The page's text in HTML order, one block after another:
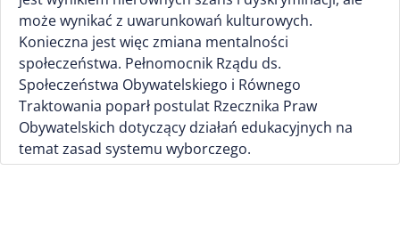
może wynikać z uwarunkowań kulturowych.
Konieczna jest więc zmiana mentalności
społeczeństwa. Pełnomocnik Rządu ds.
Społeczeństwa Obywatelskiego i Równego
Traktowania poparł postulat Rzecznika Praw
Obywatelskich dotyczący działań edukacyjnych na
temat zasad systemu wyborczego.